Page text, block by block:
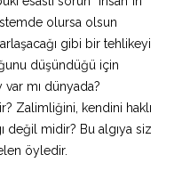
olursa olsun
gibi bir tehlikeyi
düşündüğü için
mı dünyada?
Zalimliğini, kendini haklı
değil midir? Bu algıya siz
öyledir.